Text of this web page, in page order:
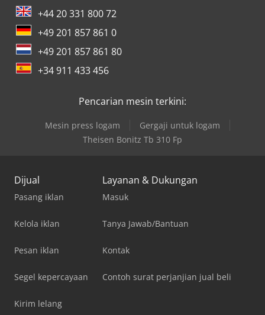
+44 20 331 800 72
+49 201 857 861 0
+49 201 857 861 80
+34 911 433 456
Pencarian mesin terkini:
Mesin press logam
Gergaji untuk logam
Theisen Bonitz Tb 310 Fp
Dijual
Pasang iklan
Kelola iklan
Pesan iklan
Segel kepercayaan
Kirim lelang
Layanan & Dukungan
Masuk
Tanya Jawab/Bantuan
Kontak
Contoh surat perjanjian jual beli